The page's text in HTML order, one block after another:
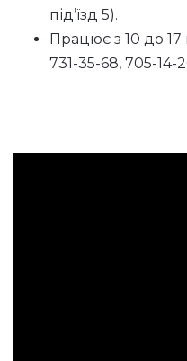
під’їзд 5).
Працює з 10 до 17
731-35-68, 705-14-